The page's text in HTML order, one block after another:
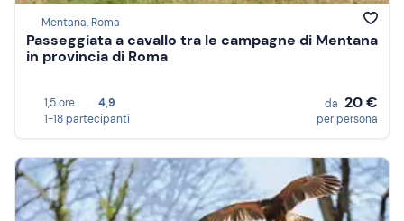
Mentana, Roma
Passeggiata a cavallo tra le campagne di Mentana
in provincia di Roma
1,5 ore
4,9
1-18 partecipanti
da 20 €
per persona